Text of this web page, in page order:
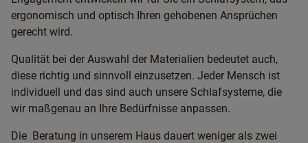
ergonomisch und optisch Ihren gehobenen Ansprüchen
gerecht wird.
Qualität bei der Auswahl der Materialien bedeutet auch,
diese richtig und sinnvoll einzusetzen. Jeder Mensch ist
individuell und das sind auch unsere Schlafsysteme, die
wir maßgenau an Ihre Bedürfnisse anpassen.
Die Beratung in unserem Haus dauert weniger als zwei